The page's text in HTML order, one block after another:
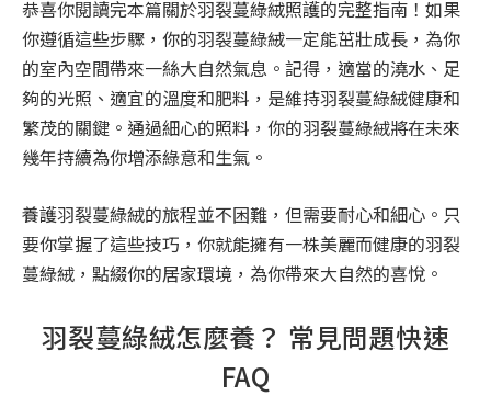
恭喜你閱讀完本篇關於羽裂蔓綠絨照護的完整指南！如果
你遵循這些步驟，你的羽裂蔓綠絨一定能茁壯成長，為你
的室內空間帶來一絲大自然氣息。記得，適當的澆水、足
夠的光照、適宜的溫度和肥料，是維持羽裂蔓綠絨健康和
繁茂的關鍵。通過細心的照料，你的羽裂蔓綠絨將在未來
幾年持續為你增添綠意和生氣。
養護羽裂蔓綠絨的旅程並不困難，但需要耐心和細心。只
要你掌握了這些技巧，你就能擁有一株美麗而健康的羽裂
蔓綠絨，點綴你的居家環境，為你帶來大自然的喜悅。
羽裂蔓綠絨怎麼養？ 常見問題快速
FAQ